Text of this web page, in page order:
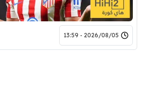
2026/08/05 - 13:59